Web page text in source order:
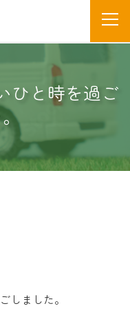
ひと時を過ご
しました。